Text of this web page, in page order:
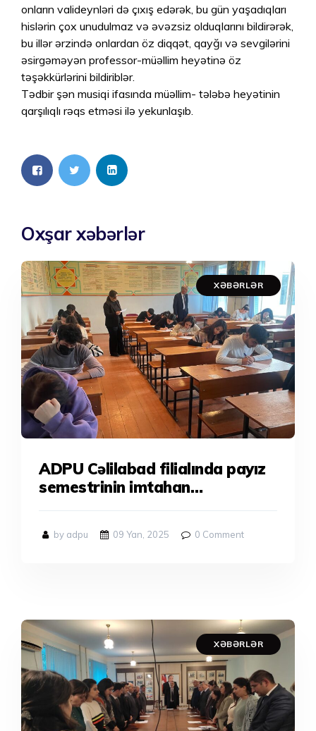
onların valideynləri də çıxış edərək, bu gün yaşadıqları
hislərin çox unudulmaz və əvəzsiz olduqlarını bildirərək,
bu illər ərzində onlardan öz diqqət, qayğı və sevgilərini
əsirgəməyən professor-müəllim heyətinə öz
təşəkkürlərini bildiriblər.
Tədbir şən musiqi ifasında müəllim- tələbə heyətinin
qarşılıqlı rəqs etməsi ilə yekunlaşıb.
Oxşar xəbərlər
XƏBƏRLƏR
ADPU Cəlilabad filialında payız
semestrinin imtahan
sessiyasına 2024-cü ilin dekabr
verilib.
by adpu 09 Yan, 2025 0 Comment
XƏBƏRLƏR